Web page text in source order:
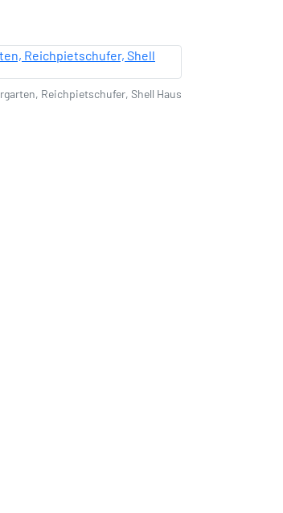
Reichpietschufer, Shell Haus